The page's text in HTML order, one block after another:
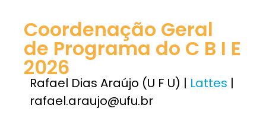
Coordenação Geral
de Programa do C B I E
2026
Rafael Dias Araújo (U F U) | Lattes |
rafael.araujo@ufu.br